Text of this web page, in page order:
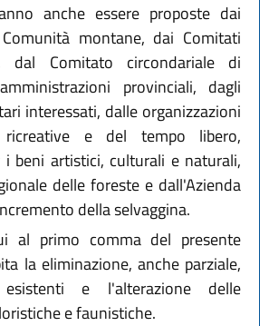
anche essere proposte dai
montane, dai Comitati
dal Comitato circondariale di
provinciali, dagli
interessati, dalle organizzazioni
ricreative e del tempo libero,
beni artistici, culturali e naturali,
delle foreste e dall'Azienda
della selvaggina.
al primo comma del presente
la eliminazione, anche parziale,
e l'alterazione delle
e faunistiche.